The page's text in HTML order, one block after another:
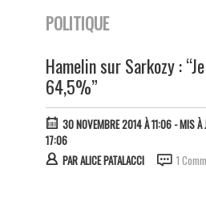
POLITIQUE
Hamelin sur Sarkozy :
64,5%”
30 NOVEMBRE 2014 À 11:06- MIS À
17:06
PARALICE PATALACCI 1